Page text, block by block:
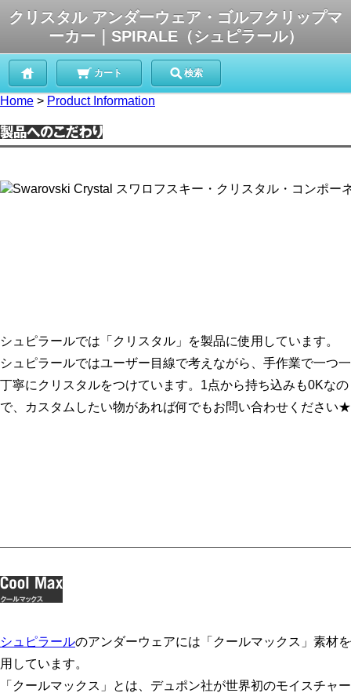
クリスタル アンダーウェア・ゴルフクリップマ
ーカー｜SPIRALE（シュピラール）
カート 検索
Home > Product Information
シュピラールでは「クリスタル」を製品に使用しています。
シュピラールではユーザー目線で考えながら、手作業で一つ
丁寧にクリスタルをつけています。1点から持ち込みも0Kなの
で、カスタムしたい物があれば何でもお問い合わせください★
シュピラールのアンダーウェアには「クールマックス」素材
用しています。
「クールマックス」とは、デュポン社が世界初のモイスチャ